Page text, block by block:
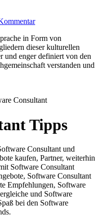
in Form von
dieser kulturellen
und enger definiert von den
verstanden und
Consultant
Tipps
Consultant und
kaufen, Partner, weiterhin
Software Consultant
Software Consultant
Empfehlungen, Software
und Software
bei den Software